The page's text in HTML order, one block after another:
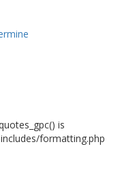
is
formatting.php